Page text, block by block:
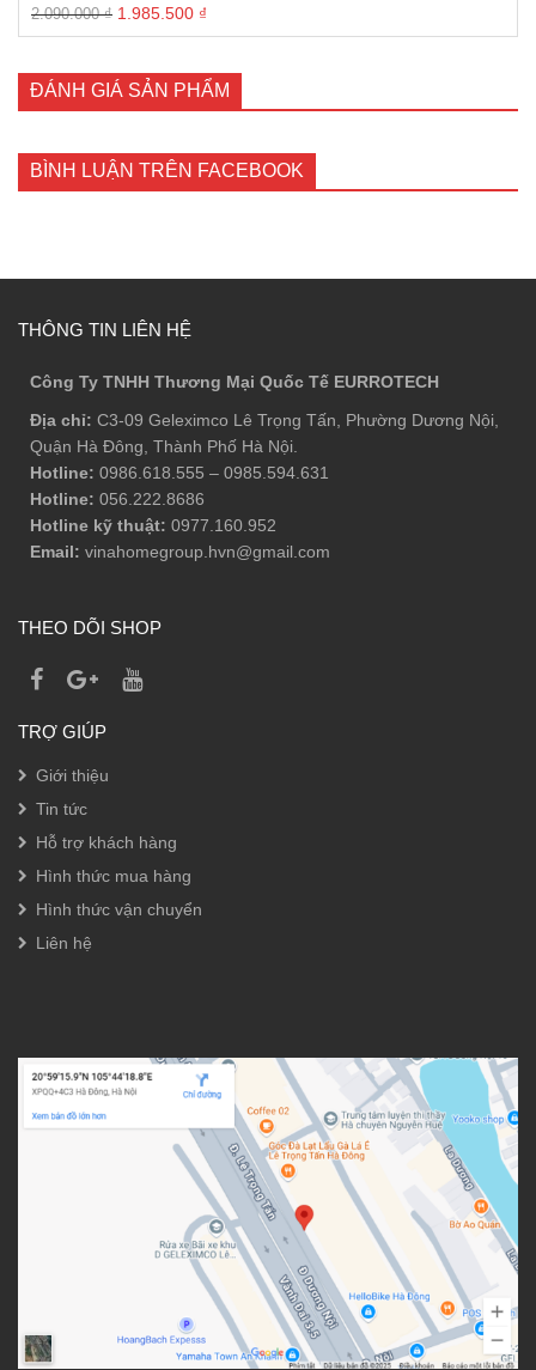
2.090.000₫ Giá
gốc
2.090.000 ₫.
1.985.500 ₫
hiện
là:
1.985.500 ₫.
ĐÁNH GIÁ SẢN PHẨM
BÌNH LUẬN TRÊN FACEBOOK
THÔNG TIN LIÊN HỆ
Công Ty TNHH Thương Mại Quốc Tế EURROTECH
Địa chỉ: C3-09 Geleximco Lê Trọng Tấn, Phường Dương Nội,
Quận Hà Đông, Thành Phố Hà Nội.
Hotline: 0986.618.555 – 0985.594.631
Hotline: 056.222.8686
Hotline kỹ thuật: 0977.160.952
Email: vinahomegroup.hvn@gmail.com
THEO DÕI SHOP
TRỢ GIÚP
Giới thiệu
Tin tức
Hỗ trợ khách hàng
Hình thức mua hàng
Hình thức vận chuyển
Liên hệ